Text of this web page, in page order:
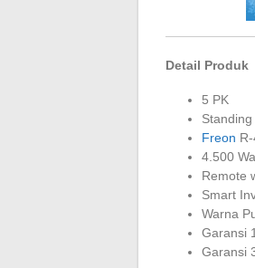
Detail Produk
5 PK
Freon
4.500
Remote
Smart
Warna
Garansi
Garansi